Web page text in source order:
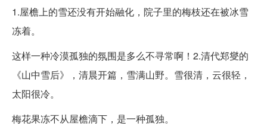
1.屋檐上的雪还没有开始融化，院子里的梅枝还在被冰雪
冻着。
这样一种冷漠孤独的氛围是多么不寻常啊！2.清代郑燮的
《山中雪后》，清晨开篇，雪满山野。雪很清，云很轻，
太阳很冷。
梅花果冻不从屋檐滴下，是一种孤独。